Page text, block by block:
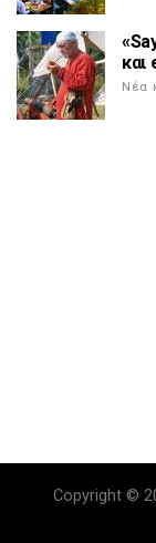
και
Νέα
Copyright ©